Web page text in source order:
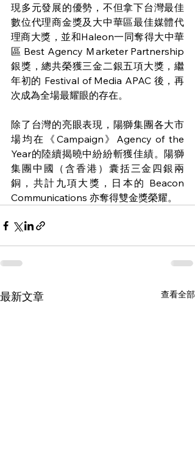
現多元發展的優勢，不但拿下台灣最佳
數位代理商金獎及大中華區最佳媒體代
理商大獎，並和Haleon一同奪得大中華
區 Best Agency Ｍarketer Partnership
銀獎，總共榮獲三金二銀五項大獎，繼
年初的 Festival of Media APAC 後，再
次成為全場最耀眼的存在。
除了台灣的亮眼表現，陽獅集團各大市
場均在《Campaign》Agency of the
Year的陸續揭曉中紛紛斬獲佳績。陽獅
集團中國（含香港）囊括三金四銀兩
銅，共計九項大獎，日本的 Beacon
Communications 亦奪得雙金獎榮耀。
最新文章 查看全部